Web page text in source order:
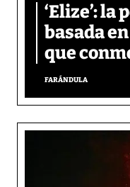
‘Elize’:
basada
que
FARÁNDULA